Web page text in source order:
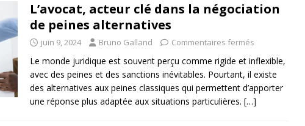
L’avocat, acteur clé dans la négociation
de peines alternatives
juin 9, 2024 Bruno Galland Commentaires fermés
Le monde juridique est souvent perçu comme rigide et inflexible,
avec des peines et des sanctions inévitables. Pourtant, il existe
des alternatives aux peines classiques qui permettent d’apporter
une réponse plus adaptée aux situations particulières. […]